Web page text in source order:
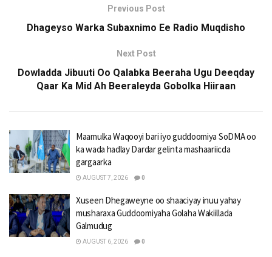
Previous Post
Dhageyso Warka Subaxnimo Ee Radio Muqdisho
Next Post
Dowladda Jibuuti Oo Qalabka Beeraha Ugu Deeqday
Qaar Ka Mid Ah Beeraleyda Gobolka Hiiraan
Maamulka Waqooyi bari iyo guddoomiya SoDMA oo
ka wada hadlay Dardar gelinta mashaariicda
gargaarka
AUGUST 7, 2026 0
Xuseen Dhegaweyne oo shaaciyay inuu yahay
musharaxa Guddoomiyaha Golaha Wakiillada
Galmudug
AUGUST 6, 2026 0